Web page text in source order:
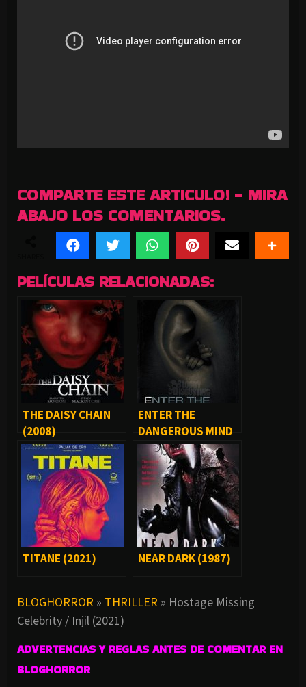
COMPARTE ESTE ARTICULO! - MIRA
ABAJO LOS COMENTARIOS.
PELÍCULAS RELACIONADAS:
THE DAISY CHAIN
(2008)
ENTER THE
DANGEROUS MIND
(2015)
TITANE (2021) NEAR DARK (1987)
BLOGHORROR » THRILLER » Hostage Missing
Celebrity / Injil (2021)
ADVERTENCIAS Y REGLAS ANTES DE COMENTAR EN
BLOGHORROR